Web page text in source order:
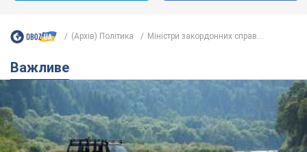
(Архів) Політика Міністри закордонних справ...
Важливе